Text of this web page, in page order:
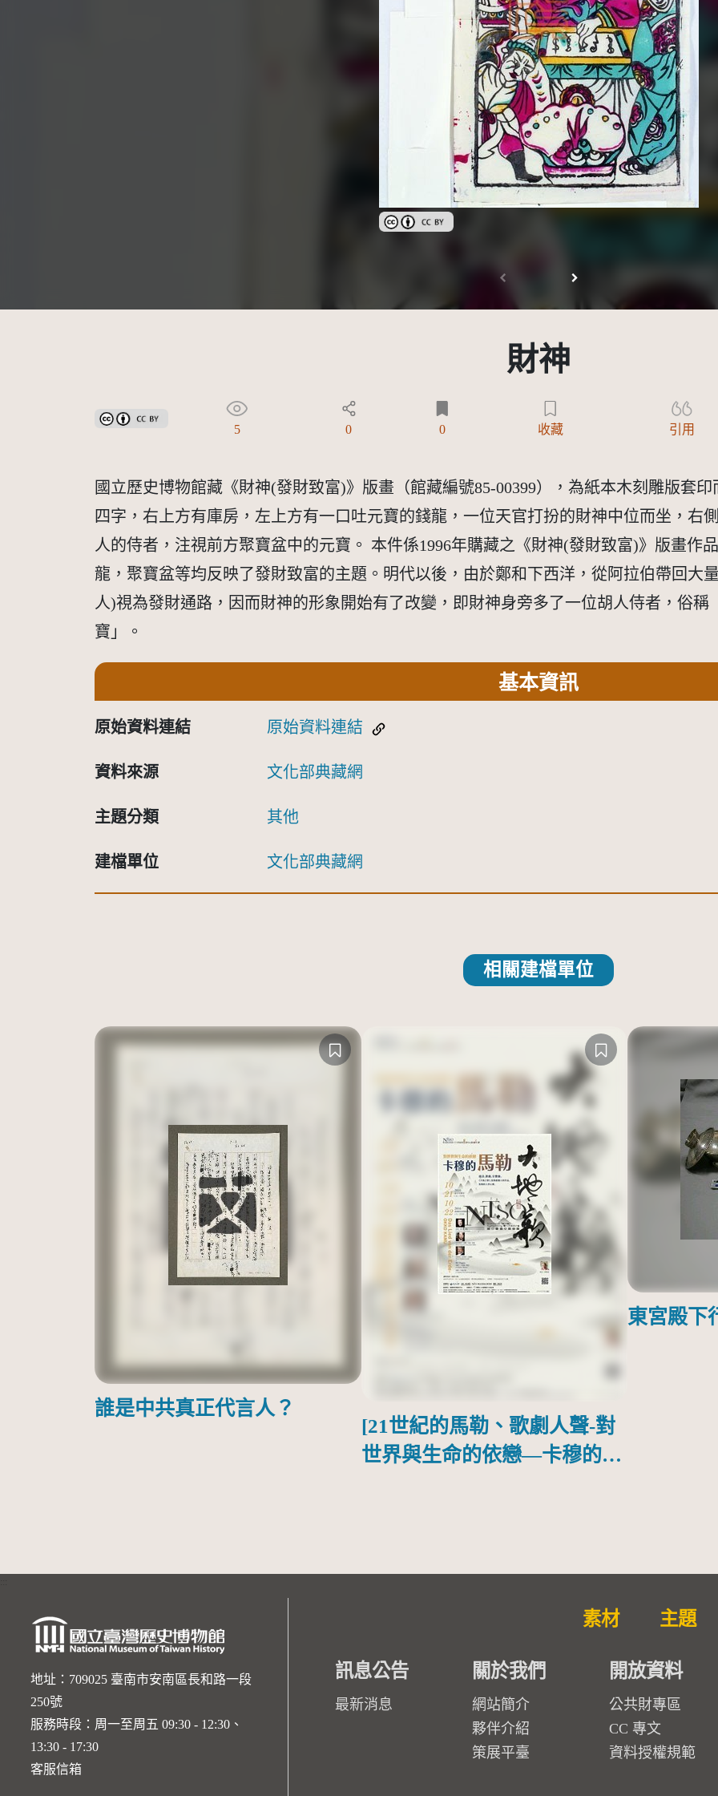
創用CC姓名標示 3.0 台灣及其後版本(CC BY 3.0 TW +)
財神
創用CC姓名標示 3.0 台灣及其後版本(CC BY 3.0 TW +)
5 0 0 收藏 引用
國立歷史博物館藏《財神(發財致富)》版畫（館藏編號85-00399），為紙本木刻雕版套
四字，右上方有庫房，左上方有一口吐元寶的錢龍，一位天官打扮的財神中位而坐，右
人的侍者，注視前方聚寶盆中的元寶。 本件係1996年購藏之《財神(發財致富)》版畫作
龍，聚寶盆等均反映了發財致富的主題。明代以後，由於鄭和下西洋，從阿拉伯帶回大
人)視為發財通路，因而財神的形象開始有了改變，即財神身旁多了一位胡人侍者，俗
寶」。
基本資訊
原始資料連結 原始資料連結
資料來源 文化部典藏網
主題分類 其他
建檔單位 文化部典藏網
相關建檔單位
誰是中共真正代言人？
[21世紀的馬勒、歌劇人聲-對
世界與生命的依戀—卡穆的馬
東宮殿下
地址：709025 臺南市安南區長和路一段
250號
服務時段：周一至周五 09:30 - 12:30、
13:30 - 17:30
客服信箱
素材 主題
訊息公告
最新消息
關於我們
網站簡介
夥伴介紹
策展平臺
開放資料
公共財專區
CC 專文
資料授權規範